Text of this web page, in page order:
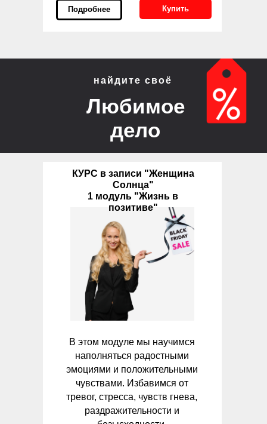
Подробнее Купить
Любимое
дело
найдите своё
КУРС в записи "Женщина
Солнца"
1 модуль "Жизнь в
позитиве"
В этом модуле мы научимся
наполняться радостными
эмоциями и положительными
чувствами. Избавимся от
тревог, стресса, чувств гнева,
раздражительности и